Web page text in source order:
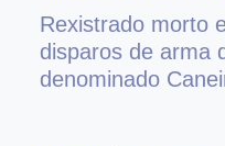
Rexistrado morto
disparos de arma
denominado